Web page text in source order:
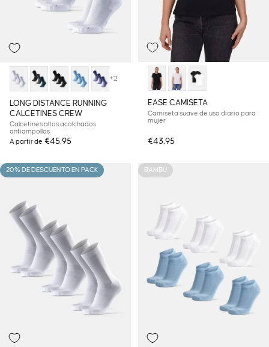
+2
LONG DISTANCE RUNNING
CALCETINES CREW
Calcetines altos acolchados
antiampollas
A partir de €45,95
EASE CAMISETA
Camiseta suave de uso diario para
mujer
€43,95
20% DE DESCUENTO EN PACK BAMBÚ